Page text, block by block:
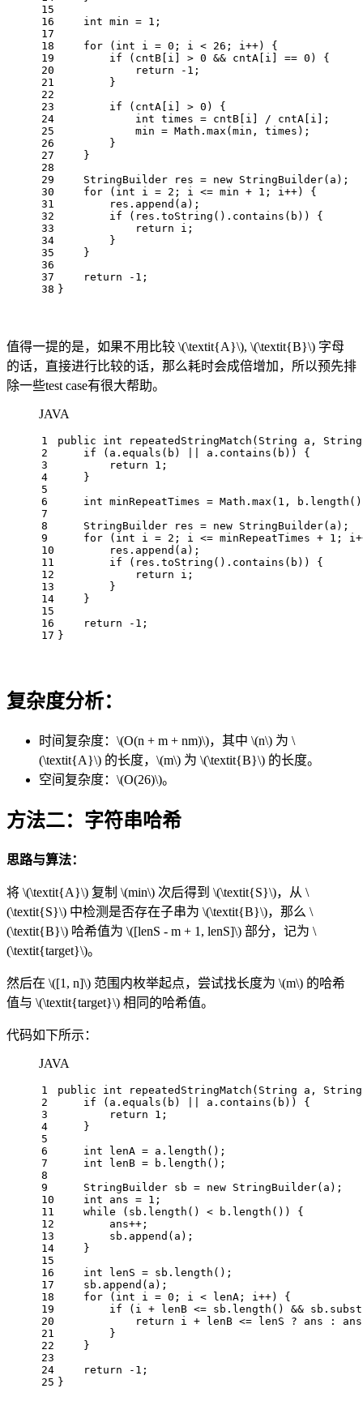
15
16
17
18
19
20
21
22
23
24
25
26
27
28
29
30
31
32
33
34
35
36
37
38
int min = 1 ;
for ( int i = 0 ; i < 26 ; i++) {
if (cntB[i] > 0 && cntA[i] == 0 ) {
return - 1 ;
        }
if (cntA[i] > 0 ) {
int times = cntB[i] / cntA[i];
            min = Math.max(min, times);
        }
    }
StringBuilder
res = new StringBuilder(a);
for ( int i = 2 ; i <= min + 1 ; i++) {
        res.append(a);
if (res.toString().contains(b)) {
return i;
        }
    }
return - 1 ;
}
值得一提的是，如果不用比较 \(\textit{A}\), \(\textit{B}\) 字母
的话，直接进行比较的话，那么耗时会成倍增加，所以预先排
除一些test case有很大帮助。
JAVA
1
2
3
4
5
6
7
8
9
10
11
12
13
14
15
16
17
public int repeatedStringMatch (String a,
if (a.equals(b) || a.contains(b)) {
return
1 ;
    }
int minRepeatTimes = Math.max( 1 ,
StringBuilder
res = new StringBuilder(a);
for ( int i = 2 ; i <= minRepeatTimes + 1 ;
        res.append(a);
if (res.toString().contains(b)) {
return i;
        }
    }
return - 1 ;
}
复杂度分析：
时间复杂度： \(O(n + m + nm)\)，其中 \(n\) 为 \
(\textit{A}\) 的长度， \(m\) 为 \(\textit{B}\) 的长度。
空间复杂度： \(O(26)\)。
方法二：字符串哈希
思路与算法：
将 \(\textit{A}\) 复制 \(min\) 次后得到 \(\textit{S}\)，从 \
(\textit{S}\) 中检测是否存在子串为 \(\textit{B}\)，那么 \
(\textit{B}\) 哈希值为 \([lenS - m + 1, lenS]\) 部分，记为 \
(\textit{target}\)。
然后在 \([1, n]\) 范围内枚举起点，尝试找长度为 \(m\) 的哈希
值与 \(\textit{target}\) 相同的哈希值。
代码如下所示：
JAVA
1
2
3
4
5
6
7
8
9
10
11
12
13
14
15
16
17
18
19
20
21
22
23
24
25
public int repeatedStringMatch (String a,
if (a.equals(b) || a.contains(b)) {
return
1 ;
    }
int
lenA = a.length();
int
lenB = b.length();
StringBuilder sb = new StringBuilder(a);
int
ans = 1 ;
while (sb.length() < b.length()) {
        ans++;
        sb.append(a);
    }
int
lenS = sb.length();
    sb.append(a);
for ( int i = 0 ; i < lenA; i++) {
if (i + lenB <= sb.length() &&
return i + lenB <= lenS ? ans :
        }
    }
return - 1 ;
}